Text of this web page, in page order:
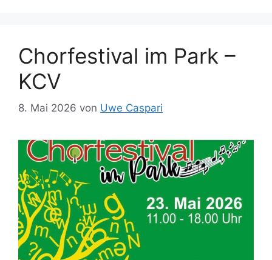
Chorfestival im Park –
KCV
8. Mai 2026 von Uwe Caspari